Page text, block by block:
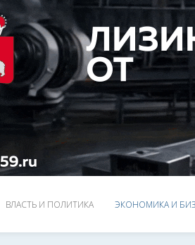
ВЛАСТЬ И ПОЛИТИКА ЭКОНОМИКА И